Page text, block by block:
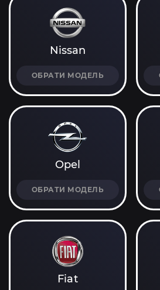
Nissan
ОБРАТИ МОДЕЛЬ
Opel
ОБРАТИ МОДЕЛЬ
Fiat